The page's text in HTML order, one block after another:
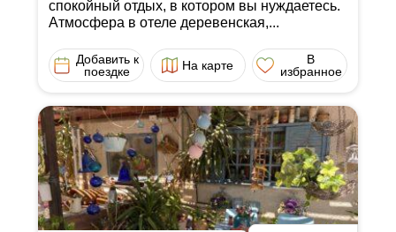
спокойный отдых, в котором вы нуждаетесь.
Атмосфера в отеле деревенская,...
Добавить к
поездке
На карте
В
избранное